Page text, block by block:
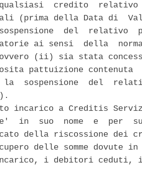
qualsiasi  credito
(prima della Data di
del  relativo
ai sensi  della
(ii) sia stata
pattuizione
sospensione  del
incarico a Creditis
in  suo  nome  e  per
della riscossione dei
delle somme dovute
i debitori ceduti,